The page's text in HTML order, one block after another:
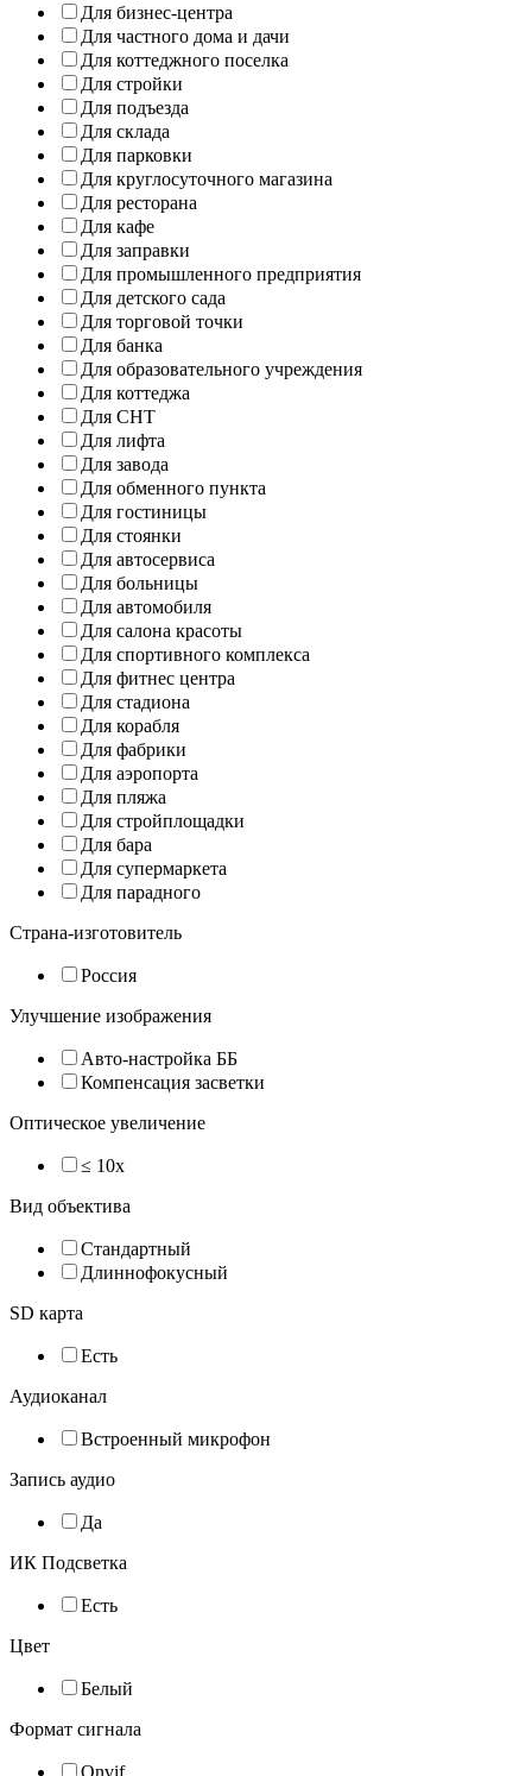
Для бизнес-центра
Для частного дома и дачи
Для коттеджного поселка
Для стройки
Для подъезда
Для склада
Для парковки
Для круглосуточного магазина
Для ресторана
Для кафе
Для заправки
Для промышленного предприятия
Для детского сада
Для торговой точки
Для банка
Для образовательного учреждения
Для коттеджа
Для СНТ
Для лифта
Для завода
Для обменного пункта
Для гостиницы
Для стоянки
Для автосервиса
Для больницы
Для автомобиля
Для салона красоты
Для спортивного комплекса
Для фитнес центра
Для стадиона
Для корабля
Для фабрики
Для аэропорта
Для пляжа
Для стройплощадки
Для бара
Для супермаркета
Для парадного
Страна-изготовитель
Россия
Улучшение изображения
Авто-настройка ББ
Компенсация засветки
Оптическое увеличение
≤ 10x
Вид объектива
Стандартный
Длиннофокусный
SD карта
Есть
Аудиоканал
Встроенный микрофон
Запись аудио
Да
ИК Подсветка
Есть
Цвет
Белый
Формат сигнала
Onvif